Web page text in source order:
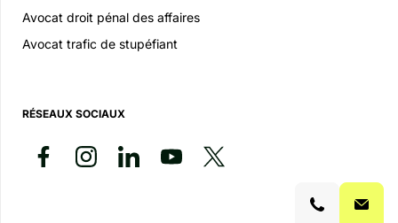
Avocat droit pénal des affaires
Avocat trafic de stupéfiant
RÉSEAUX SOCIAUX